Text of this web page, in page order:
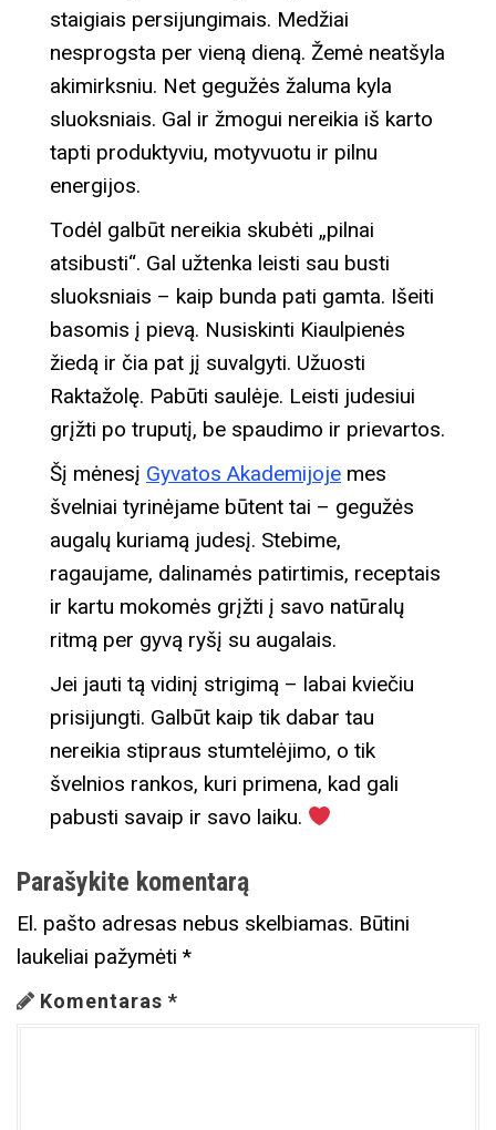
staigiais persijungimais. Medžiai
nesprogsta per vieną dieną. Žemė neatšyla
akimirksniu. Net gegužės žaluma kyla
sluoksniais. Gal ir žmogui nereikia iš karto
tapti produktyviu, motyvuotu ir pilnu
energijos.
Todėl galbūt nereikia skubėti „pilnai
atsibusti“. Gal užtenka leisti sau busti
sluoksniais – kaip bunda pati gamta. Išeiti
basomis į pievą. Nusiskinti Kiaulpienės
žiedą ir čia pat jį suvalgyti. Užuosti
Raktažolę. Pabūti saulėje. Leisti judesiui
grįžti po truputį, be spaudimo ir prievartos.
Šį mėnesį Gyvatos Akademijoje mes
švelniai tyrinėjame būtent tai – gegužės
augalų kuriamą judesį. Stebime,
ragaujame, dalinamės patirtimis, receptais
ir kartu mokomės grįžti į savo natūralų
ritmą per gyvą ryšį su augalais.
Jei jauti tą vidinį strigimą – labai kviečiu
prisijungti. Galbūt kaip tik dabar tau
nereikia stipraus stumtelėjimo, o tik
švelnios rankos, kuri primena, kad gali
pabusti savaip ir savo laiku.
Parašykite komentarą
El. pašto adresas nebus skelbiamas. Būtini
laukeliai pažymėti *
Komentaras *